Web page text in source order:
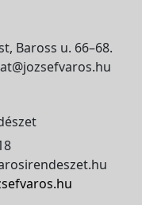
Baross u. 66–68.